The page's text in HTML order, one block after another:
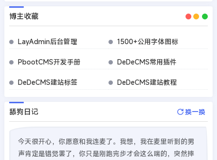
博主收藏
LayAdmin后台管理 1500+公用字体图标
PbootCMS开发手册 DeDeCMS常用插件
DeDeCMS建站标签 DeDeCMS建站教程
舔狗日记 换一换
今天很开心，你愿意和我连麦了。我想，我在麦里听到的男
声肯定是错觉罢了，你只是刚跑完步才会这么喘的，突然摔